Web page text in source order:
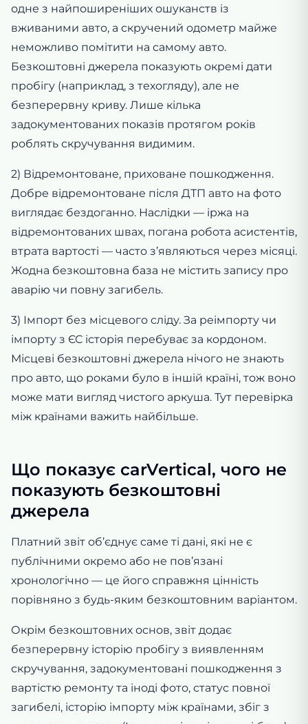
одне з найпоширеніших ошуканств із
вживаними авто, а скручений одометр майже
неможливо помітити на самому авто.
Безкоштовні джерела показують окремі дати
пробігу (наприклад, з техогляду), але не
безперервну криву. Лише кілька
задокументованих показів протягом років
роблять скручування видимим.
2) Відремонтоване, приховане пошкодження.
Добре відремонтоване після ДТП авто на фото
виглядає бездоганно. Наслідки — іржа на
відремонтованих швах, погана робота асистентів,
втрата вартості — часто з’являються через місяці.
Жодна безкоштовна база не містить запису про
аварію чи повну загибель.
3) Імпорт без місцевого сліду. За реімпорту чи
імпорту з ЄС історія перебуває за кордоном.
Місцеві безкоштовні джерела нічого не знають
про авто, що роками було в іншій країні, тож воно
може мати вигляд чистого аркуша. Тут перевірка
між країнами важить найбільше.
Що показує carVertical, чого не
показують безкоштовні
джерела
Платний звіт об’єднує саме ті дані, які не є
публічними окремо або не пов’язані
хронологічно — це його справжня цінність
порівняно з будь-яким безкоштовним варіантом.
Окрім безкоштовних основ, звіт додає
безперервну історію пробігу з виявленням
скручування, задокументовані пошкодження з
вартістю ремонту та іноді фото, статус повної
загибелі, історію імпорту між країнами, збіг з